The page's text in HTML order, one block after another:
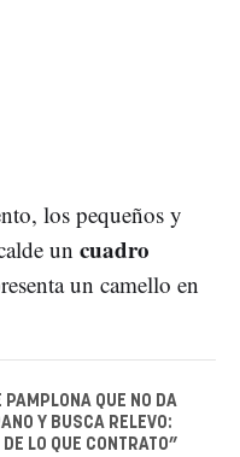
los pequeños y
un cuadro
un camello en
PAMPLONA QUE NO DA
Y BUSCA RELEVO:
LO QUE CONTRATO”